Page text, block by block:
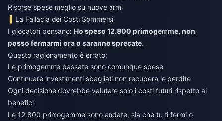
Risorse spese meglio su nuove armi
La Fallacia dei Costi Sommersi
I giocatori pensano: Ho speso 12.800 primogemme, non
posso fermarmi ora o saranno sprecate.
Questo ragionamento è errato:
Le primogemme passate sono comunque spese
Continuare investimenti sbagliati non recupera le perdite
Ogni decisione dovrebbe valutare solo i costi futuri rispetto ai
benefici
Le 12.800 primogemme sono andate, sia che tu ti fermi o